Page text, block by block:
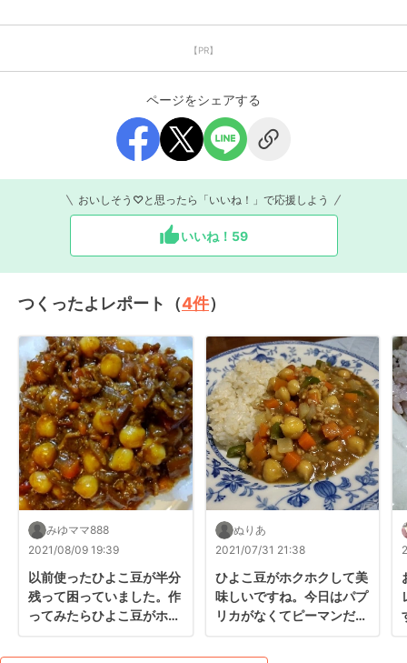
【PR】
ページをシェアする
おいしそう♡と思ったら「いいね！」で応援しよう
いいね！ 59
つくったよレポート（4件）
みゆママ888
2021/08/09 19:39
以前使ったひよこ豆が半分
残って困っていました。作
ってみたらひよこ豆がホッ
た。残り物整理のためだっ
ぬりあ
2021/07/31 21:38
ひよこ豆がホクホクして美
味しいですね。今日はパプ
リカがなくてピーマンだっ